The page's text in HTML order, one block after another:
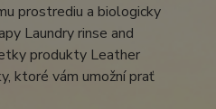
prostrediu a biologicky
Laundry rinse and
produkty Leather
ktoré vám umožní prať